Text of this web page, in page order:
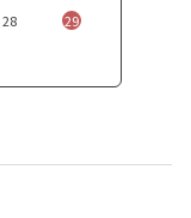
28
29